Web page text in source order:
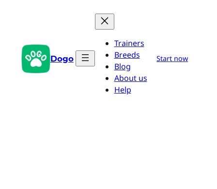
Dogo
Trainers
Breeds
Blog
About us
Help
Start now